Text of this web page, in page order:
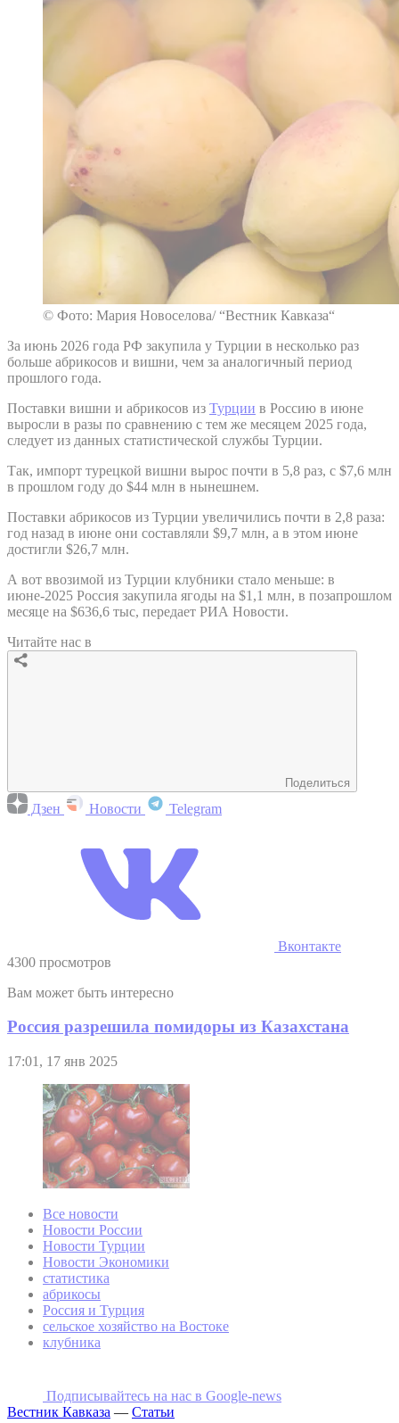
© Фото: Мария Новоселова/ “Вестник Кавказа“
За июнь 2026 года РФ закупила у Турции в несколько раз
больше абрикосов и вишни, чем за аналогичный период
прошлого года.
Поставки вишни и абрикосов из Турции в Россию в июне
выросли в разы по сравнению с тем же месяцем 2025 года,
следует из данных статистической службы Турции.
Так, импорт турецкой вишни вырос почти в 5,8 раз, с $7,6 млн
в прошлом году до $44 млн в нынешнем.
Поставки абрикосов из Турции увеличились почти в 2,8 раза:
год назад в июне они составляли $9,7 млн, а в этом июне
достигли $26,7 млн.
А вот ввозимой из Турции клубники стало меньше: в
июне-2025 Россия закупила ягоды на $1,1 млн, в позапрошлом
месяце на $636,6 тыс, передает РИА Новости.
Читайте нас в
Поделиться
Дзен Новости Telegram
Вконтакте
4300 просмотров
Вам может быть интересно
Россия разрешила помидоры из Казахстана
17:01, 17 янв 2025
Все новости
Новости России
Новости Турции
Новости Экономики
статистика
абрикосы
Россия и Турция
сельское хозяйство на Востоке
клубника
Подписывайтесь на наc в Google-news
Вестник Кавказа — Статьи